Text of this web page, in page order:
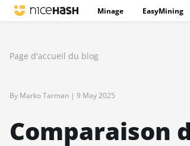
Minage EasyMining
Page d'accueil du blog
By Marko Tarman | 9 May 2025
Comparaison